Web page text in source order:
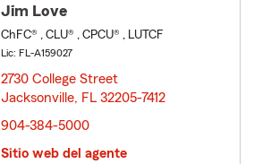
Jim Love
ChFC® , CLU® , CPCU® , LUTCF
Lic: FL-A159027
2730 College Street
Jacksonville, FL 32205-7412
904-384-5000
Sitio web del agente